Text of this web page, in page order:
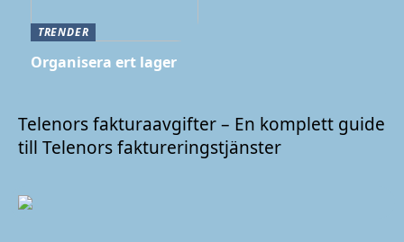
TRENDER
Organisera ert lager
Telenors fakturaavgifter – En komplett guide
till Telenors faktureringstjänster